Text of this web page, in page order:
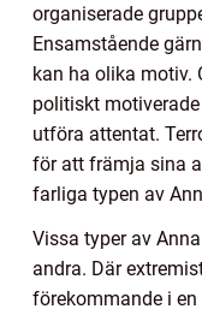
organiserade
Ensamstående
kan ha olika motiv.
politiskt
utföra attentat.
för att främja sina
farliga typen av
Vissa typer av
andra. Där
förekommande i en